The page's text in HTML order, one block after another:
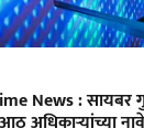
News : सायबर
अधिकाऱ्यांच्या